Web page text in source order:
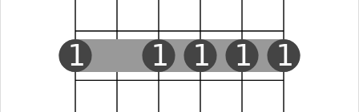
1 1 1 1 1